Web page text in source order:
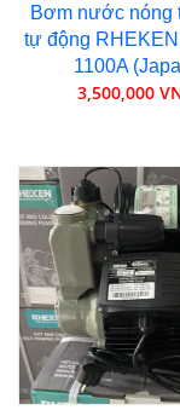
Bơm nước nóng
tự động
1100A
3,500,000